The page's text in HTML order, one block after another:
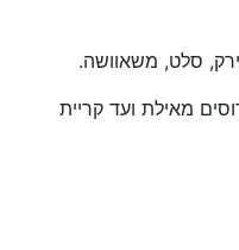
סלט, משאוושה.
סניפים הפרוסים מאילת ועד קריית